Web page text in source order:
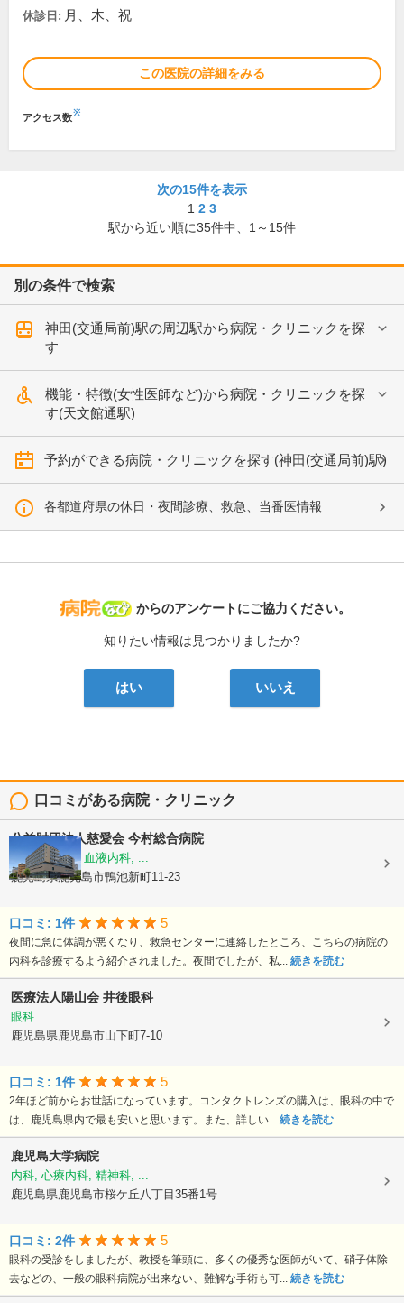
休診日: 月、木、祝
この医院の詳細をみる
アクセス数※
次の15件を表示
1 2 3
駅から近い順に35件中、 1～15件
別の条件で検索
神田(交通局前)駅の周辺駅から病院・クリニックを探
す
機能・特徴(女性医師など)から病院・クリニックを探
す(天文館通駅)
予約ができる病院・クリニックを探す(神田(交通局前)駅)
各都道府県の休日・夜間診療、救急、当番医情報
病院なび
からのアンケートにご協力ください。
知りたい情報は見つかりましたか?
はい いいえ
口コミがある病院・クリニック
公益財団法人慈愛会 今村総合病院
内科, 救急科, 血液内科, ...
鹿児島県鹿児島市鴨池新町11-23
口コミ: 1件 5
夜間に急に体調が悪くなり、救急センターに連絡したところ、こちらの病院の
内科を診療するよう紹介されました。夜間でしたが、私... 続きを読む
医療法人陽山会 井後眼科
眼科
鹿児島県鹿児島市山下町7-10
口コミ: 1件 5
2年ほど前からお世話になっています。コンタクトレンズの購入は、眼科の中で
は、鹿児島県内で最も安いと思います。また、詳しい... 続きを読む
鹿児島大学病院
内科, 心療内科, 精神科, ...
鹿児島県鹿児島市桜ケ丘八丁目35番1号
口コミ: 2件 5
眼科の受診をしましたが、教授を筆頭に、多くの優秀な医師がいて、硝子体除
去などの、一般の眼科病院が出来ない、難解な手術も可... 続きを読む